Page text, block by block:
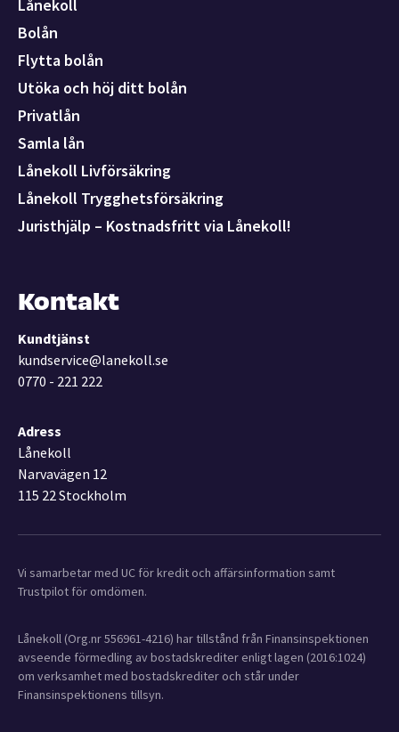
Lånekoll
Bolån
Flytta bolån
Utöka och höj ditt bolån
Privatlån
Samla lån
Lånekoll Livförsäkring
Lånekoll Trygghetsförsäkring
Juristhjälp – Kostnadsfritt via Lånekoll!
Kontakt
Kundtjänst
kundservice@lanekoll.se
0770 - 221 222
Adress
Lånekoll
Narvavägen 12
115 22 Stockholm
Vi samarbetar med UC för kredit och affärsinformation samt
Trustpilot för omdömen.
Lånekoll (Org.nr 556961-4216) har tillstånd från Finansinspektionen
avseende förmedling av bostadskrediter enligt lagen (2016:1024)
om verksamhet med bostadskrediter och står under
Finansinspektionens tillsyn.